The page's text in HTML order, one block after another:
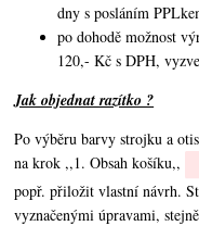
dny s posláním
po dohodě možnost
120,- Kč s DPH,
Jak objednat razítko ?
Po výběru barvy strojku a
na krok ,,1. Obsah košíku,,
popř. přiložit vlastní návrh.
vyznačenými úpravami,